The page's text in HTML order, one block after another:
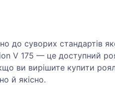
до суворих стандартів
V 175 — це доступний
ви вирішите купити
й якісно.